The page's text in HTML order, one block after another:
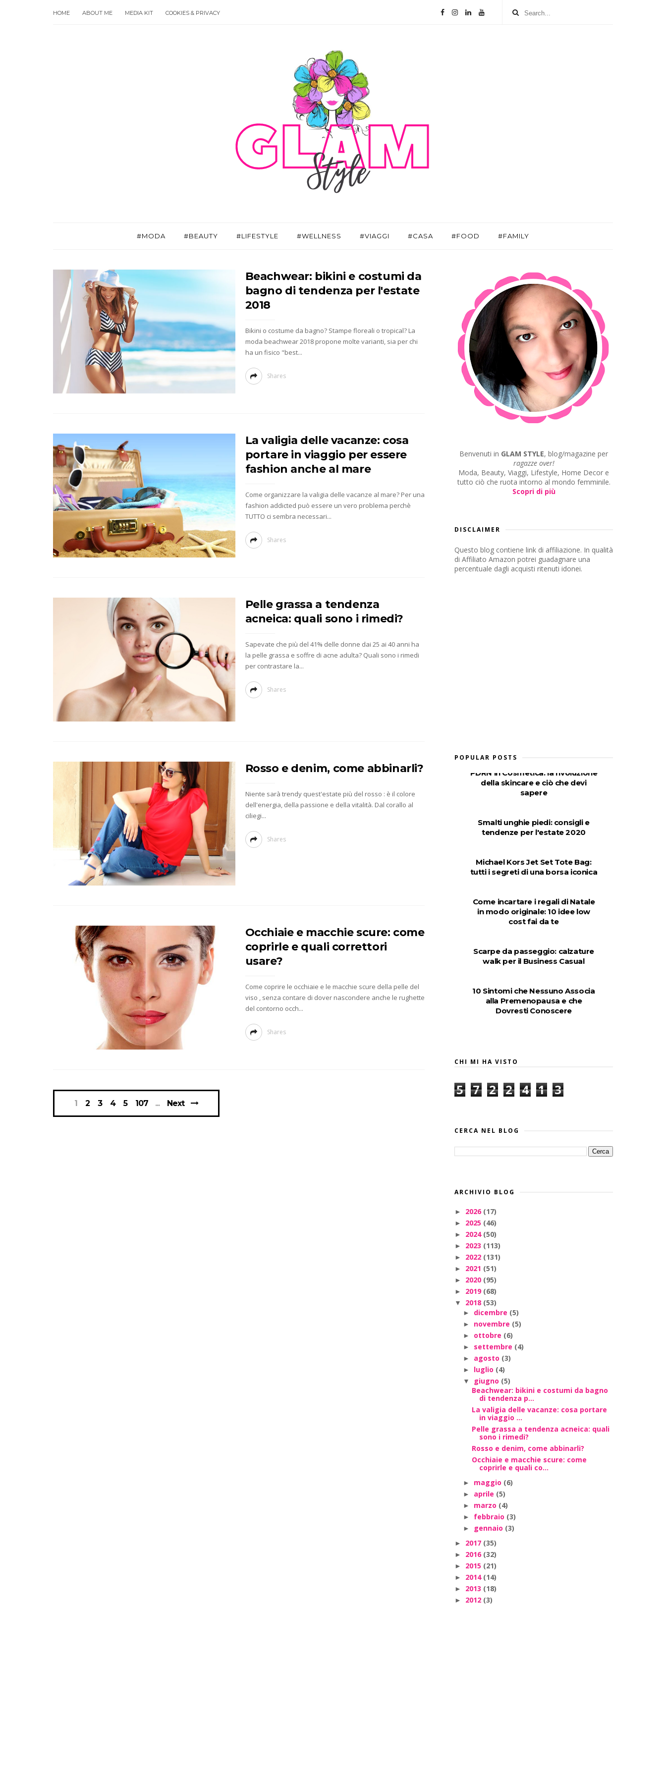
HOME ABOUT ME MEDIA KIT COOKIES & PRIVACY
#MODA #BEAUTY #LIFESTYLE #WELLNESS #VIAGGI #CASA #FOOD #FAMILY
Beachwear: bikini e costumi da
bagno di tendenza per l'estate
2018
Bikini o costume da bagno? Stampe floreali o tropical? La
moda beachwear 2018 propone molte varianti, sia per chi
ha un fisico "best...
Shares
La valigia delle vacanze: cosa
portare in viaggio per essere
fashion anche al mare
Come organizzare la valigia delle vacanze al mare? Per una
fashion addicted può essere un vero problema perchè
TUTTO ci sembra necessari...
Shares
Pelle grassa a tendenza
acneica: quali sono i rimedi?
Sapevate che più del 41% delle donne dai 25 ai 40 anni ha
la pelle grassa e soffre di acne adulta? Quali sono i rimedi
per contrastare la...
Shares
Rosso e denim, come abbinarli?
Niente sarà trendy quest'estate più del rosso : è il colore
dell'energia, della passione e della vitalità. Dal corallo al
ciliegi...
Shares
Occhiaie e macchie scure: come
coprirle e quali correttori
usare?
Come coprire le occhiaie e le macchie scure della pelle del
viso , senza contare di dover nascondere anche le rughette
del contorno occh...
Shares
1 2 3 4 5 107 Next
Benvenuti in GLAM STYLE, blog/magazine per
ragazze over!
Moda, Beauty, Viaggi, Lifestyle, Home Decor e
tutto ciò che ruota intorno al mondo femminile.
Scopri di più
DISCLAIMER
Questo blog contiene link di affiliazione. In qualità
di Affiliato Amazon potrei guadagnare una
percentuale dagli acquisti ritenuti idonei.
POPULAR POSTS
PDRN in Cosmetica: la rivoluzione
della skincare e ciò che devi
sapere
Smalti unghie piedi: consigli e
tendenze per l'estate 2020
Michael Kors Jet Set Tote Bag:
tutti i segreti di una borsa iconica
Come incartare i regali di Natale
in modo originale: 10 idee low
cost fai da te
Scarpe da passeggio: calzature
walk per il Business Casual
10 Sintomi che Nessuno Associa
alla Premenopausa e che
Dovresti Conoscere
CHI MI HA VISTO
5 7 2 2 4 1 3
CERCA NEL BLOG
ARCHIVIO BLOG
► 2026 (17)
► 2025 (46)
► 2024 (50)
► 2023 (113)
► 2022 (131)
► 2021 (51)
► 2020 (95)
► 2019 (68)
▼ 2018 (53)
► dicembre (5)
► novembre (5)
► ottobre (6)
► settembre (4)
► agosto (3)
► luglio (4)
▼ giugno (5)
Beachwear: bikini e costumi da bagno
di tendenza p...
La valigia delle vacanze: cosa portare
in viaggio ...
Pelle grassa a tendenza acneica: quali
sono i rimedi?
Rosso e denim, come abbinarli?
Occhiaie e macchie scure: come
coprirle e quali co...
► maggio (6)
► aprile (5)
► marzo (4)
► febbraio (3)
► gennaio (3)
► 2017 (35)
► 2016 (32)
► 2015 (21)
► 2014 (14)
► 2013 (18)
► 2012 (3)